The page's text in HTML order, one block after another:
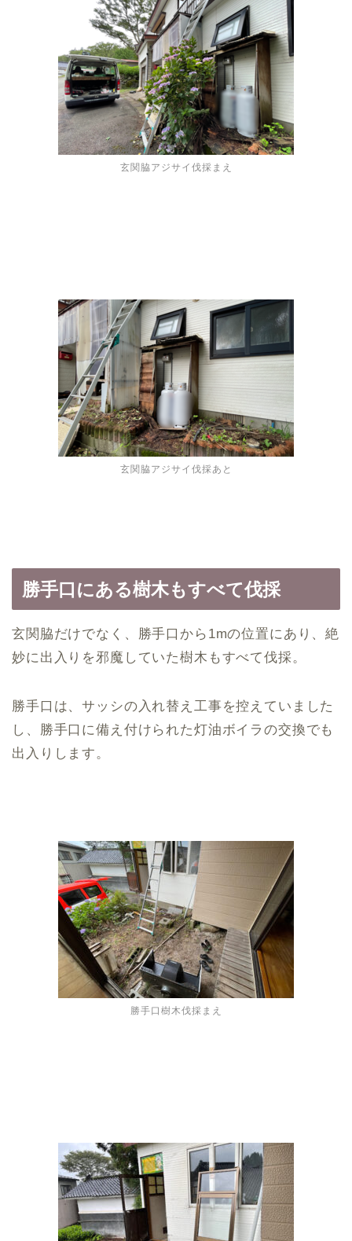
玄関脇アジサイ伐採まえ
玄関脇アジサイ伐採あと
勝手口にある樹木もすべて伐採
玄関脇だけでなく、勝手口から1mの位置にあり、絶
妙に出入りを邪魔していた樹木もすべて伐採。
勝手口は、サッシの入れ替え工事を控えていました
し、勝手口に備え付けられた灯油ボイラの交換でも
出入りします。
勝手口樹木伐採まえ